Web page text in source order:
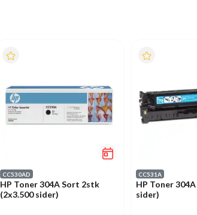
CC530AD
HP Toner 304A Sort 2stk
(2x3.500 sider)
CC531A
HP Toner
sider)